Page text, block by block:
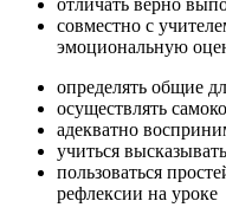
отличать верно
совместно с
эмоциональную
определять общие
осуществлять
адекватно
учиться
пользоваться
рефлексии на уроке